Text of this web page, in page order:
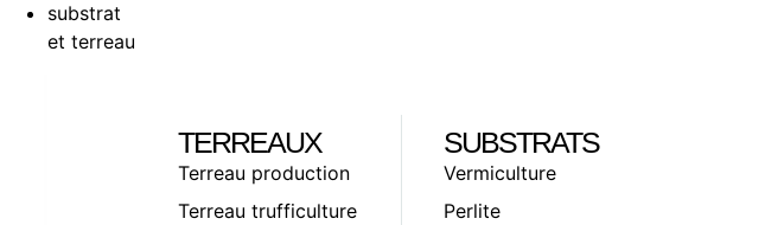
substrat
et terreau
TERREAUX
Terreau production
Terreau trufficulture
SUBSTRATS
Vermiculture
Perlite